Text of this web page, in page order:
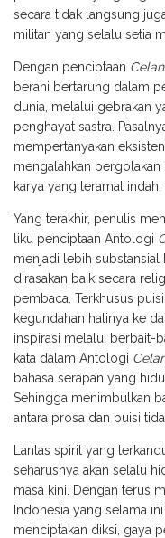
secara tidak langsung
militan yang selalu setia
Dengan penciptaan
berani bertarung dalam
dunia, melalui gebrakan
penghayat sastra.
mempertanyakan
mengalahkan
karya yang teramat indah,
Yang terakhir, penulis
liku penciptaan Antologi
menjadi lebih substansial
dirasakan baik secara
pembaca. Terkhusus
kegundahan hatinya ke
inspirasi melalui berbait-
kata dalam Antologi
bahasa serapan yang
Sehingga menimbulkan
antara prosa dan puisi
Lantas spirit yang
seharusnya akan selalu
masa kini. Dengan terus
Indonesia yang selama
menciptakan diksi, gaya